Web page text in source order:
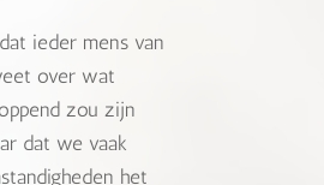
ieder mens van
over wat
zou zijn
dat we vaak
het